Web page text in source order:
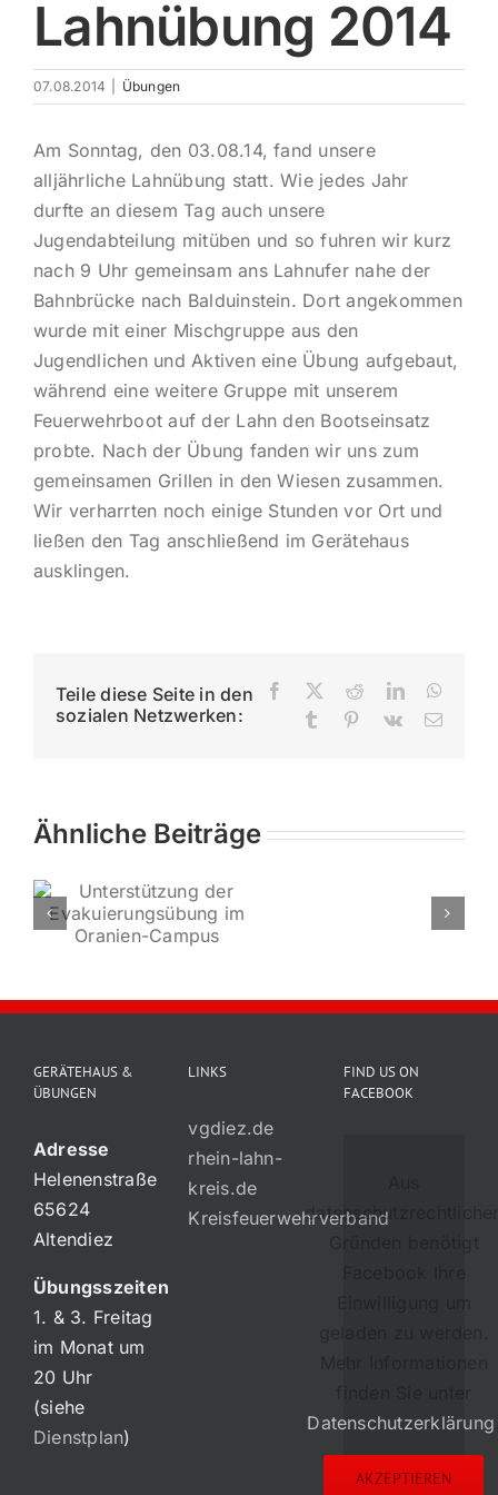
Lahnübung 2014
07.08.2014 Übungen
Am Sonntag, den 03.08.14, fand unsere
alljährliche Lahnübung statt. Wie jedes Jahr
durfte an diesem Tag auch unsere
Jugendabteilung mitüben und so fuhren wir kurz
nach 9 Uhr gemeinsam ans Lahnufer nahe der
Bahnbrücke nach Balduinstein. Dort angekommen
wurde mit einer Mischgruppe aus den
Jugendlichen und Aktiven eine Übung aufgebaut,
während eine weitere Gruppe mit unserem
Feuerwehrboot auf der Lahn den Bootseinsatz
probte. Nach der Übung fanden wir uns zum
gemeinsamen Grillen in den Wiesen zusammen.
Wir verharrten noch einige Stunden vor Ort und
ließen den Tag anschließend im Gerätehaus
ausklingen.
Teile diese Seite in den
sozialen Netzwerken:
Facebook RedditLinkedIn
Tumblr Pinterest
Vk
E-
Ähnliche Beiträge
GERÄTEHAUS &
ÜBUNGEN
Adresse
Helenenstraße
65624
Altendiez
Übungsszeiten
1. & 3. Freitag
im Monat um
20 Uhr
(siehe
Dienstplan)
LINKS
vgdiez.de
rhein-lahn-
kreis.de
Kreisfeuerwehrverband
FIND US ON
FACEBOOK
Datenschutzerklärung
AKZEPTIEREN